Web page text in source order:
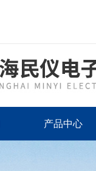
产品中心